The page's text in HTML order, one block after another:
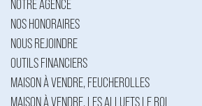
NOTRE AGENCE
NOS HONORAIRES
NOUS REJOINDRE
OUTILS FINANCIERS
MAISON À VENDRE, FEUCHEROLLES
MAISON À VENDRE, LES ALLUETS LE ROI